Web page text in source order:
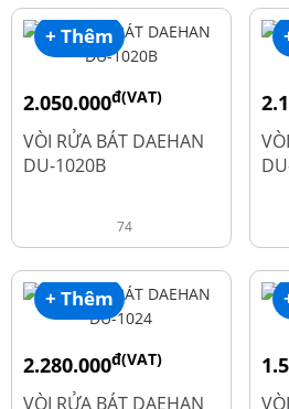
+ Thêm
2.050.000đ(VAT)
2.600.000
VÒI RỬA BÁT DAEHAN
DU-1020B
74
+ Thêm
2.280.000đ(VAT)
2.600.000
VÒI RỬA BÁT DAEHAN